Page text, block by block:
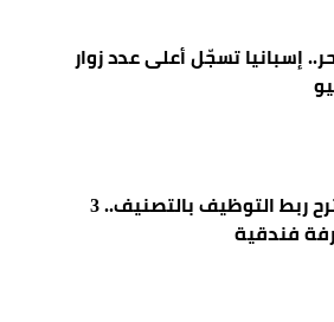
إسبانيا تسجّل أعلى عدد زوار
«السياحة» تقترح ربط التوظيف بالتصنيف.. 3
فندقية